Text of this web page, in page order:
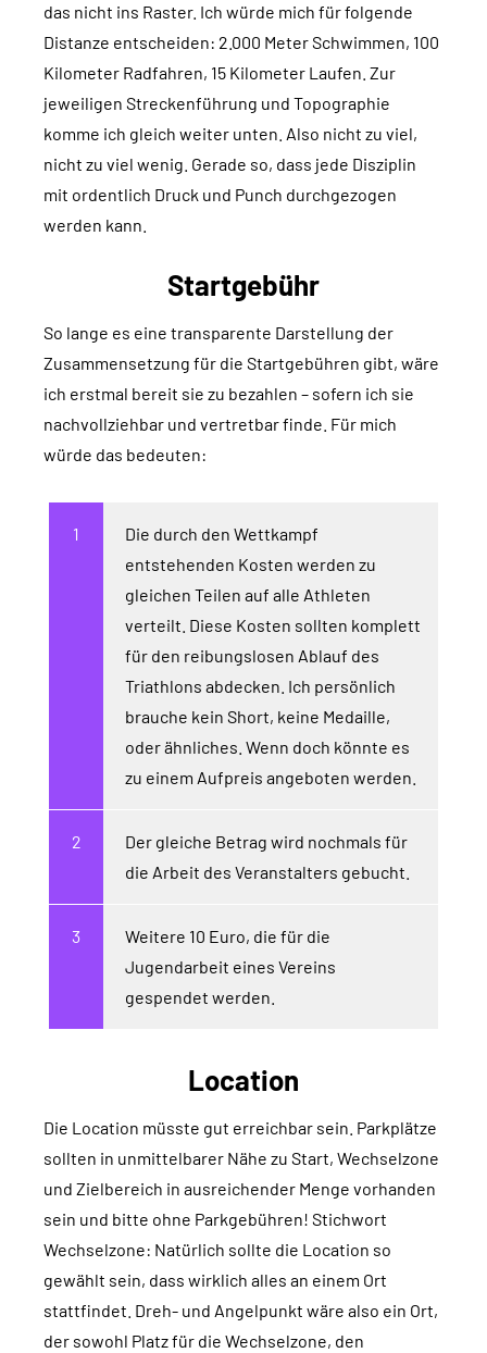
das nicht ins Raster. Ich würde mich für folgende
Distanze entscheiden: 2.000 Meter Schwimmen, 100
Kilometer Radfahren, 15 Kilometer Laufen. Zur
jeweiligen Streckenführung und Topographie
komme ich gleich weiter unten. Also nicht zu viel,
nicht zu viel wenig. Gerade so, dass jede Disziplin
mit ordentlich Druck und Punch durchgezogen
werden kann.
Startgebühr
So lange es eine transparente Darstellung der
Zusammensetzung für die Startgebühren gibt, wäre
ich erstmal bereit sie zu bezahlen – sofern ich sie
nachvollziehbar und vertretbar finde. Für mich
würde das bedeuten:
Die durch den Wettkampf
entstehenden Kosten werden zu
gleichen Teilen auf alle Athleten
verteilt. Diese Kosten sollten komplett
für den reibungslosen Ablauf des
Triathlons abdecken. Ich persönlich
brauche kein Short, keine Medaille,
oder ähnliches. Wenn doch könnte es
zu einem Aufpreis angeboten werden.
Der gleiche Betrag wird nochmals für
die Arbeit des Veranstalters gebucht.
Weitere 10 Euro, die für die
Jugendarbeit eines Vereins
gespendet werden.
Location
Die Location müsste gut erreichbar sein. Parkplätze
sollten in unmittelbarer Nähe zu Start, Wechselzone
und Zielbereich in ausreichender Menge vorhanden
sein und bitte ohne Parkgebühren! Stichwort
Wechselzone: Natürlich sollte die Location so
gewählt sein, dass wirklich alles an einem Ort
stattfindet. Dreh- und Angelpunkt wäre also ein Ort,
der sowohl Platz für die Wechselzone, den